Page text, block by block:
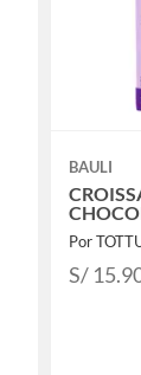
BAULI
Por
S/